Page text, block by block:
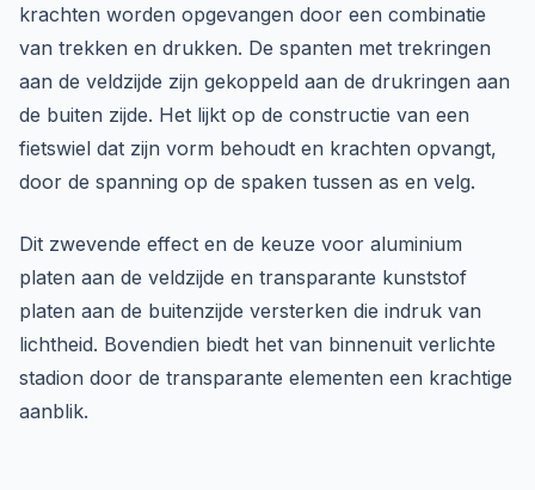
krachten worden opgevangen door een combinatie
van trekken en drukken. De spanten met trekringen
aan de veldzijde zijn gekoppeld aan de drukringen aan
de buiten zijde. Het lijkt op de constructie van een
fietswiel dat zijn vorm behoudt en krachten opvangt,
door de spanning op de spaken tussen as en velg.
Dit zwevende effect en de keuze voor aluminium
platen aan de veldzijde en transparante kunststof
platen aan de buitenzijde versterken die indruk van
lichtheid. Bovendien biedt het van binnenuit verlichte
stadion door de transparante elementen een krachtige
aanblik.